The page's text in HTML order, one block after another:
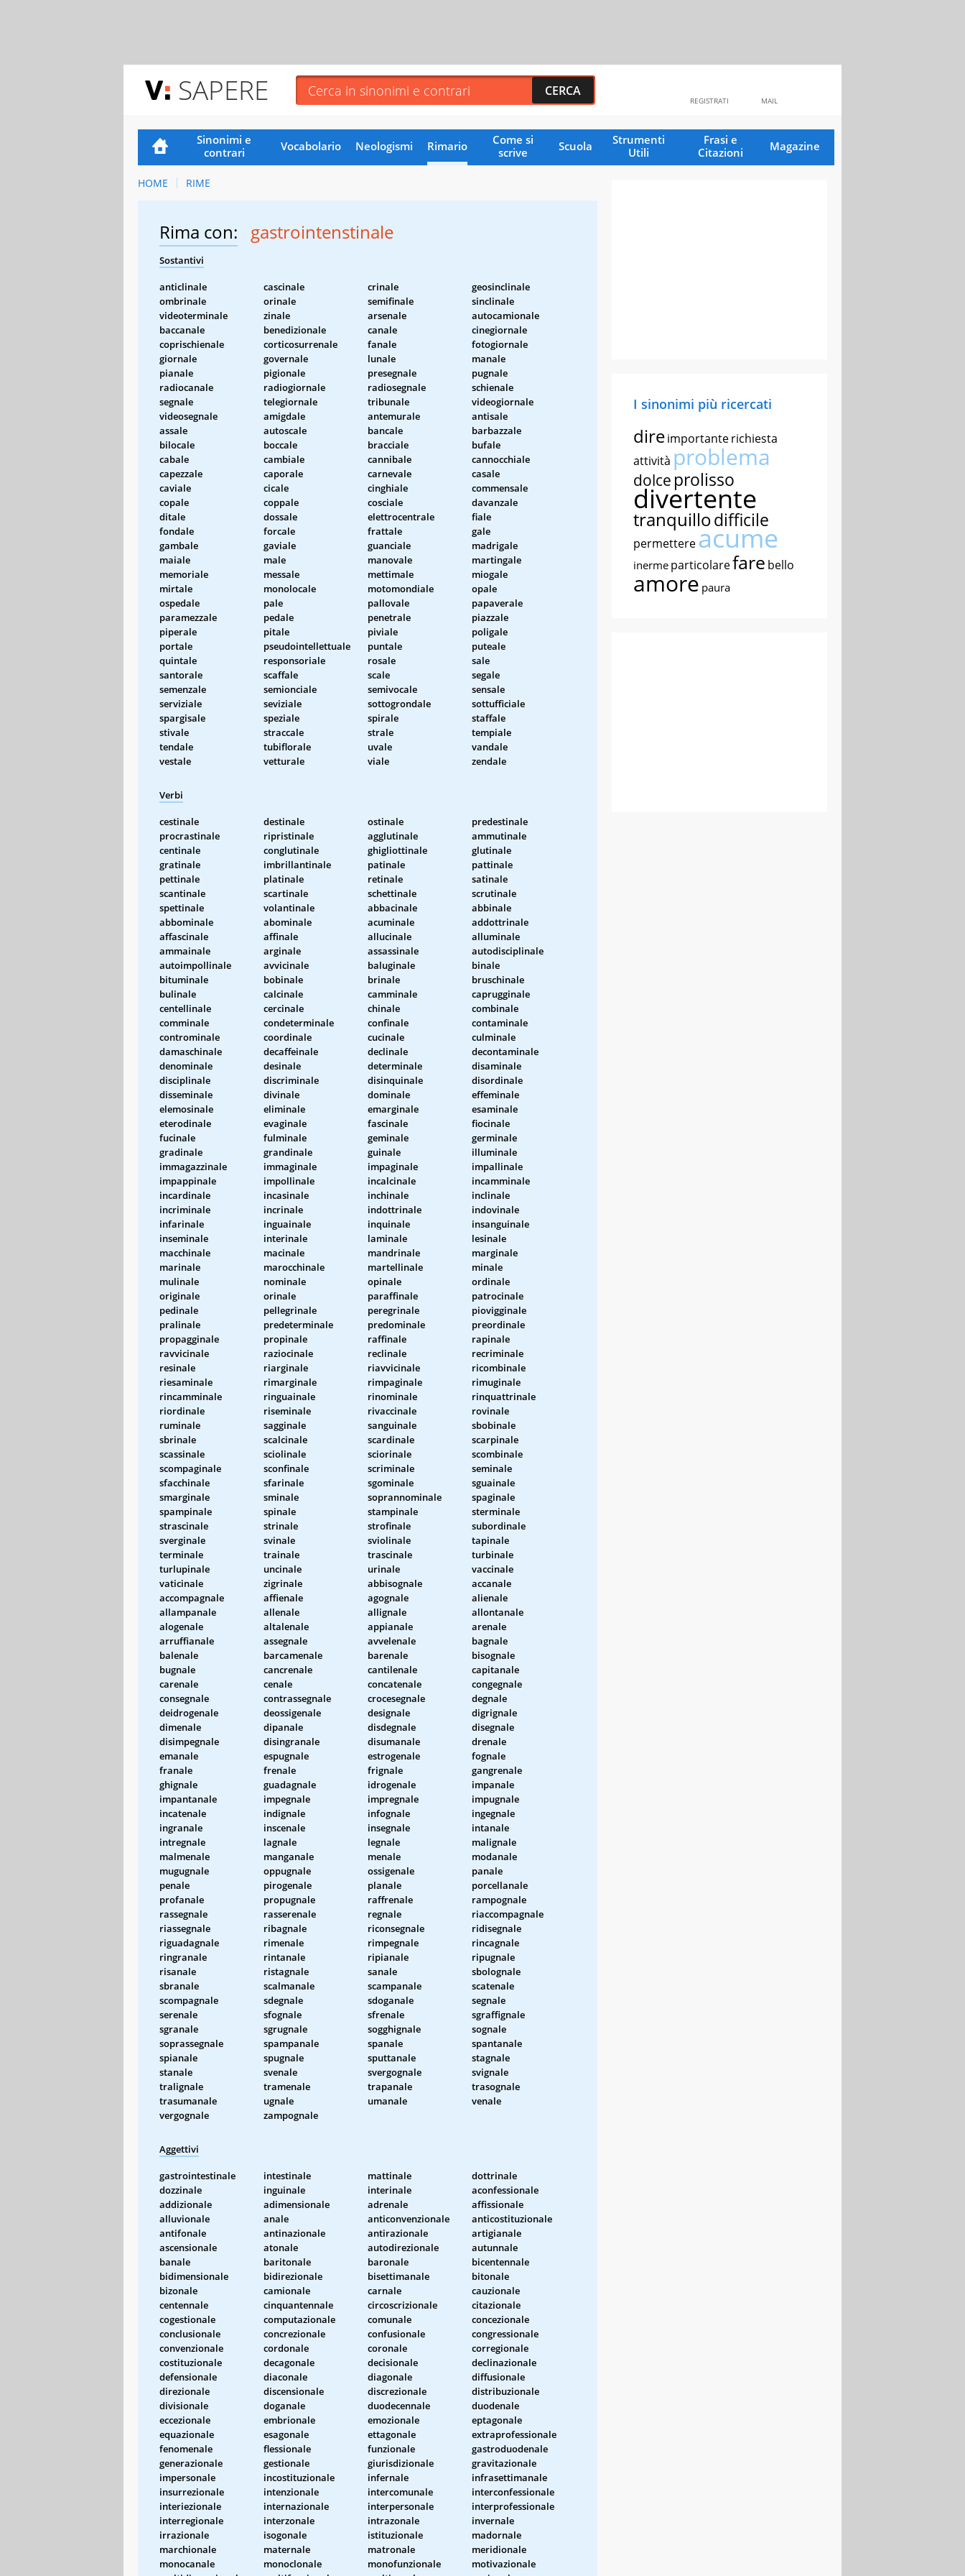
SAPERE MAIL
REGISTRATI
Sinonimi e
contrari
Vocabolario Neologismi Rimario
Come si
scrive
Scuola
Strumenti
Utili
Frasi e
Citazioni
Magazine
HOME RIME
Rima con: gastrointenstinale
Sostantivi
anticlinale cascinale crinale
geosinclinale
ombrinale
orinale semifinale
sinclinale
videoterminale
zinale arsenale
autocamionale
baccanale
benedizionale canale
cinegiornale
coprischienale
corticosurrenale fanale
fotogiornale
giornale
governale lunale
manale
pianale
pigionale presegnale
pugnale
radiocanale
radiogiornale radiosegnale
schienale
segnale
telegiornale tribunale
videogiornale
videosegnale
amigdale antemurale
antisale
assale
autoscale bancale
barbazzale
bilocale
boccale bracciale
bufale
cabale
cambiale cannibale
cannocchiale
capezzale
caporale carnevale
casale
caviale
cicale cinghiale
commensale
copale
coppale cosciale
davanzale
ditale
dossale elettrocentrale
fiale
fondale
forcale frattale
gale
gambale
gaviale guanciale
madrigale
maiale
male manovale
martingale
memoriale
messale mettimale
miogale
mirtale
monolocale motomondiale
opale
ospedale
pale pallovale
papaverale
paramezzale
pedale penetrale
piazzale
piperale
pitale piviale
poligale
portale
pseudointellettuale puntale
puteale
quintale
responsoriale rosale
sale
santorale
scaffale scale
segale
semenzale
semionciale semivocale
sensale
serviziale
seviziale sottogrondale
sottufficiale
spargisale
speziale spirale
staffale
stivale
straccale strale
tempiale
tendale
tubiflorale uvale
vandale
vestale
vetturale viale zendale
Verbi
cestinale destinale ostinale
predestinale
procrastinale
ripristinale agglutinale
ammutinale
centinale
conglutinale ghigliottinale
glutinale
gratinale
imbrillantinale patinale
pattinale
pettinale
platinale retinale
satinale
scantinale
scartinale schettinale
scrutinale
spettinale
volantinale abbacinale
abbinale
abbominale
abominale acuminale
addottrinale
affascinale
affinale allucinale
alluminale
ammainale
arginale assassinale
autodisciplinale
autoimpollinale
avvicinale baluginale
binale
bituminale
bobinale brinale
bruschinale
bulinale
calcinale camminale
caprugginale
centellinale
cercinale chinale
combinale
comminale
condeterminale confinale
contaminale
controminale
coordinale cucinale
culminale
damaschinale
decaffeinale declinale
decontaminale
denominale
desinale determinale
disaminale
disciplinale
discriminale disinquinale
disordinale
disseminale
divinale dominale
effeminale
elemosinale
eliminale emarginale
esaminale
eterodinale
evaginale fascinale
fiocinale
fucinale
fulminale geminale
germinale
gradinale
grandinale guinale
illuminale
immagazzinale
immaginale impaginale
impallinale
impappinale
impollinale incalcinale
incamminale
incardinale
incasinale inchinale
inclinale
incriminale
incrinale indottrinale
indovinale
infarinale
inguainale inquinale
insanguinale
inseminale
interinale laminale
lesinale
macchinale
macinale mandrinale
marginale
marinale
marocchinale martellinale
minale
mulinale
nominale opinale
ordinale
originale
orinale paraffinale
patrocinale
pedinale
pellegrinale peregrinale
piovigginale
pralinale
predeterminale predominale
preordinale
propagginale
propinale raffinale
rapinale
ravvicinale
raziocinale reclinale
recriminale
resinale
riarginale riavvicinale
ricombinale
riesaminale
rimarginale rimpaginale
rimuginale
rincamminale
ringuainale rinominale
rinquattrinale
riordinale
riseminale rivaccinale
rovinale
ruminale
sagginale sanguinale
sbobinale
sbrinale
scalcinale scardinale
scarpinale
scassinale
sciolinale sciorinale
scombinale
scompaginale
sconfinale scriminale
seminale
sfacchinale
sfarinale sgominale
sguainale
smarginale
sminale soprannominale
spaginale
spampinale
spinale stampinale
sterminale
strascinale
strinale strofinale
subordinale
sverginale
svinale sviolinale
tapinale
terminale
trainale trascinale
turbinale
turlupinale
uncinale urinale
vaccinale
vaticinale
zigrinale abbisognale
accanale
accompagnale
affienale agognale
alienale
allampanale
allenale allignale
allontanale
alogenale
altalenale appianale
arenale
arruffianale
assegnale avvelenale
bagnale
balenale
barcamenale barenale
bisognale
bugnale
cancrenale cantilenale
capitanale
carenale
cenale concatenale
congegnale
consegnale
contrassegnale crocesegnale
degnale
deidrogenale
deossigenale designale
digrignale
dimenale
dipanale disdegnale
disegnale
disimpegnale
disingranale disumanale
drenale
emanale
espugnale estrogenale
fognale
franale
frenale frignale
gangrenale
ghignale
guadagnale idrogenale
impanale
impantanale
impegnale impregnale
impugnale
incatenale
indignale infognale
ingegnale
ingranale
inscenale insegnale
intanale
intregnale
lagnale legnale
malignale
malmenale
manganale menale
modanale
mugugnale
oppugnale ossigenale
panale
penale
pirogenale planale
porcellanale
profanale
propugnale raffrenale
rampognale
rassegnale
rasserenale regnale
riaccompagnale
riassegnale
ribagnale riconsegnale
ridisegnale
riguadagnale
rimenale rimpegnale
rincagnale
ringranale
rintanale ripianale
ripugnale
risanale
ristagnale sanale
sbolognale
sbranale
scalmanale scampanale
scatenale
scompagnale
sdegnale sdoganale
segnale
serenale
sfognale sfrenale
sgraffignale
sgranale
sgrugnale sogghignale
sognale
soprassegnale
spampanale spanale
spantanale
spianale
spugnale sputtanale
stagnale
stanale
svenale svergognale
svignale
tralignale
tramenale trapanale
trasognale
trasumanale
ugnale umanale
venale
vergognale
zampognale
Aggettivi
gastrointestinale intestinale mattinale
dottrinale
dozzinale
inguinale interinale
aconfessionale
addizionale
adimensionale adrenale
affissionale
alluvionale
anale anticonvenzionale
anticostituzionale
antifonale
antinazionale antirazionale
artigianale
ascensionale
atonale autodirezionale
autunnale
banale
baritonale baronale
bicentennale
bidimensionale
bidirezionale bisettimanale
bitonale
bizonale
camionale carnale
cauzionale
centennale
cinquantennale circoscrizionale
citazionale
cogestionale
computazionale comunale
concezionale
conclusionale
concrezionale confusionale
congressionale
convenzionale
cordonale coronale
corregionale
costituzionale
decagonale decisionale
declinazionale
defensionale
diaconale diagonale
diffusionale
direzionale
discensionale discrezionale
distribuzionale
divisionale
doganale duodecennale
duodenale
eccezionale
embrionale emozionale
eptagonale
equazionale
esagonale ettagonale
extraprofessionale
fenomenale
flessionale funzionale
gastroduodenale
generazionale
gestionale giurisdizionale
gravitazionale
impersonale
incostituzionale infernale
infrasettimanale
insurrezionale
intenzionale intercomunale
interconfessionale
interiezionale
internazionale interpersonale
interprofessionale
interregionale
interzonale intrazonale
invernale
irrazionale
isogonale istituzionale
madornale
marchionale
maternale matronale
meridionale
monocanale
monoclonale monofunzionale
motivazionale
I sinonimi più ricercati
direimportanterichiesta
attività problema
dolce prolisso
divertente
tranquillodifficile
permettereacume
inerme particolarefare bello
amore paura